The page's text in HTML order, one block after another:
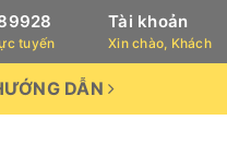
tuyến
Tài khoản
Xin chào, Khách
DẪN